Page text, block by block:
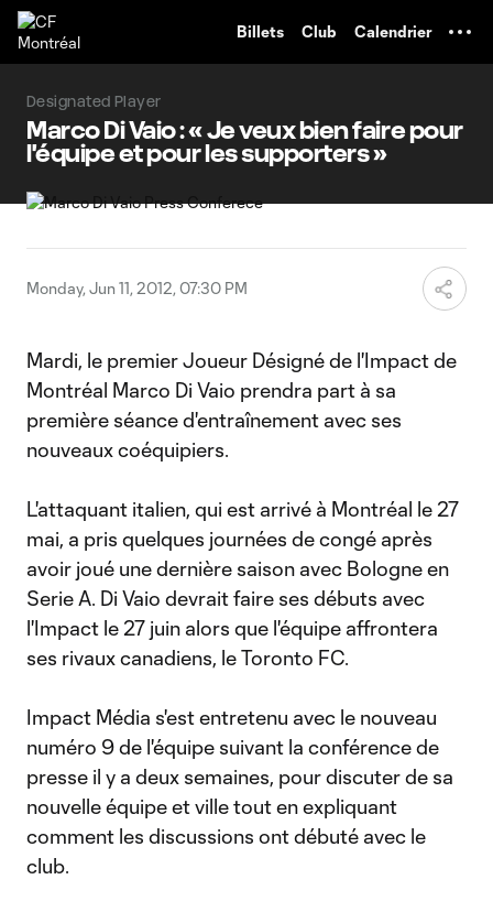
Billets Club Calendrier
Designated Player
Marco Di Vaio : « Je veux bien faire pour
l'équipe et pour les supporters »
Monday, Jun 11, 2012, 07:30 PM
Mardi, le premier Joueur Désigné de l'Impact de
Montréal Marco Di Vaio prendra part à sa
première séance d'entraînement avec ses
nouveaux coéquipiers.
L'attaquant italien, qui est arrivé à Montréal le 27
mai, a pris quelques journées de congé après
avoir joué une dernière saison avec Bologne en
Serie A. Di Vaio devrait faire ses débuts avec
l'Impact le 27 juin alors que l'équipe affrontera
ses rivaux canadiens, le Toronto FC.
Impact Média s'est entretenu avec le nouveau
numéro 9 de l'équipe suivant la conférence de
presse il y a deux semaines, pour discuter de sa
nouvelle équipe et ville tout en expliquant
comment les discussions ont débuté avec le
club.